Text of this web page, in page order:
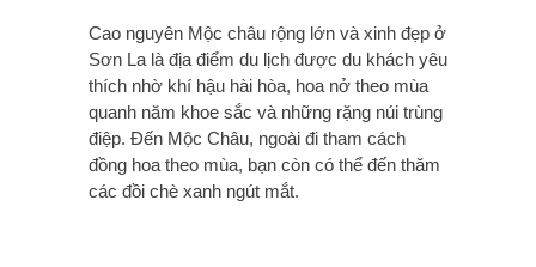
Cao nguyên Mộc châu rộng lớn và xinh đẹp ở
Sơn La là địa điểm du lịch được du khách yêu
thích nhờ khí hậu hài hòa, hoa nở theo mùa
quanh năm khoe sắc và những rặng núi trùng
điệp. Đến Mộc Châu, ngoài đi tham cách
đồng hoa theo mùa, bạn còn có thể đến thăm
các đồi chè xanh ngút mắt.